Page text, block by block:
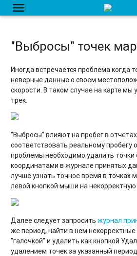
menu
Ошибка HTTP 500.21 — Internal Server
"Выбросы" точек
Иногда встречается проблема когда
неверные данные о своем
скорости. В таком случае на карте
трек:
"Выбросы" влияют на пробег в
соответствовать реальному пробегу
проблемы необходимо удалить точки
координатами в журнале принятых
лучше узнать точное время в точках
левой кнопкой мыши на некорректную
Далее следует запроситьжурнал
же период, найти в нём
"галочкой" и удалить как кнопкой
удалением точек за указанный